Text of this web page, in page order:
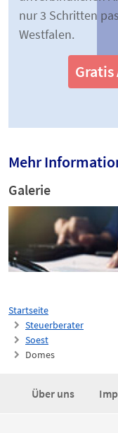
Startseite
Steuerberater
Soest
Domes
nur 3 Schritten
Westfalen.
Mehr
Galerie
Über uns